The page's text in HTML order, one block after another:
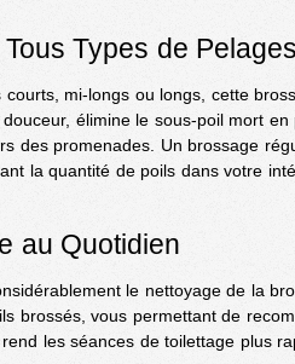
Types de Pelages
mi-longs ou longs, cette
élimine le sous-poil mort
des promenades. Un brossage
la quantité de poils dans votre
au Quotidien
le nettoyage de la
brossés, vous permettant de
les séances de toilettage plus